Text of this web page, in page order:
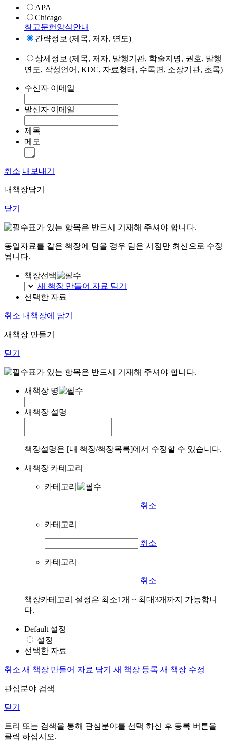
APA
Chicago
참고문헌양식안내
간략정보 (제목, 저자, 연도)
상세정보 (제목, 저자, 발행기관, 학술지명, 권호, 발행
연도, 작성언어, KDC, 자료형태, 수록면, 소장기관, 초록)
수신자 이메일
발신자 이메일
제목
메모
취소 내보내기
내책장담기
닫기
표가 있는 항목은 반드시 기재해 주셔야 합니다.
동일자료를 같은 책장에 담을 경우 담은 시점만 최신으로 수정
됩니다.
책장선택
새 책장 만들어 자료 담기
선택한 자료
취소 내책장에 담기
새책장 만들기
닫기
표가 있는 항목은 반드시 기재해 주셔야 합니다.
새책장 명
새책장 설명
책장설명은 [내 책장/책장목록]에서 수정할 수 있습니다.
새책장 카테고리
카테고리
취소
카테고리
취소
카테고리
취소
책장카테고리 설정은 최소1개 ~ 최대3개까지 가능합니
다.
Default 설정
설정
선택한 자료
취소 새 책장 만들어 자료 담기 새 책장 등록 새 책장 수정
관심분야 검색
닫기
트리 또는 검색을 통해 관심분야를 선택 하신 후 등록 버튼을
클릭 하십시오.